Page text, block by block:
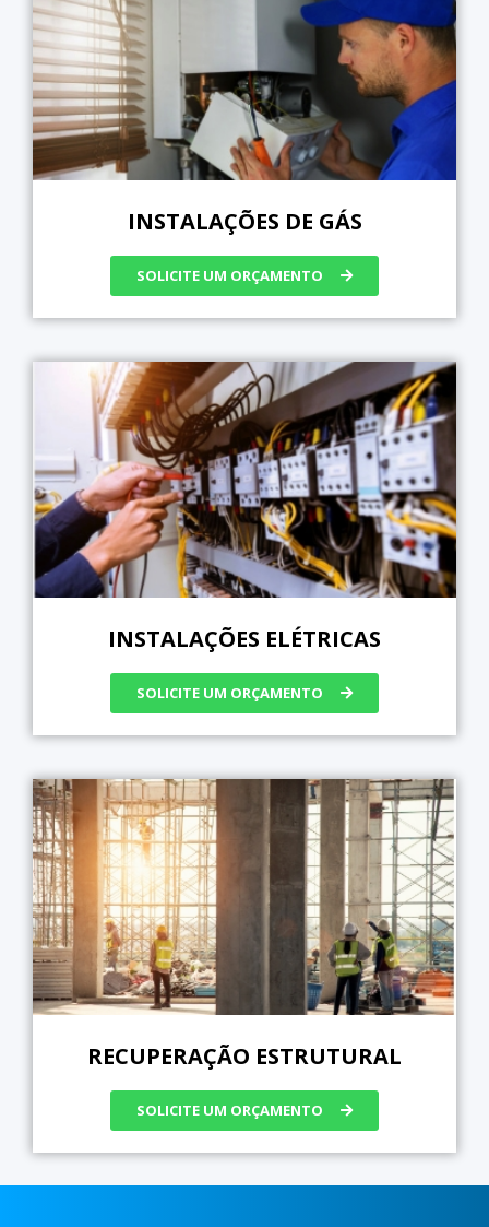
INSTALAÇÕES DE GÁS
SOLICITE UM ORÇAMENTO
INSTALAÇÕES ELÉTRICAS
SOLICITE UM ORÇAMENTO
RECUPERAÇÃO ESTRUTURAL
SOLICITE UM ORÇAMENTO